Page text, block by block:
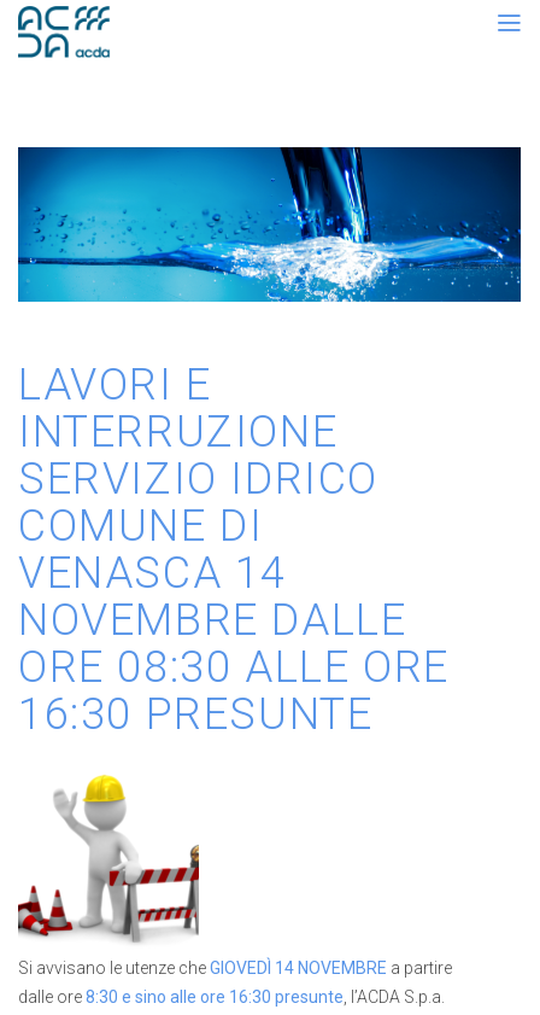
LAVORI E
INTERRUZIONE
SERVIZIO IDRICO
COMUNE DI
VENASCA 14
NOVEMBRE DALLE
ORE 08:30 ALLE ORE
16:30 PRESUNTE
Si avvisano le utenze cheGIOVEDÌ 14 NOVEMBRE a partire
dalle ore8:30 e sino alle ore 16:30 presunte , l’ACDA S.p.a.